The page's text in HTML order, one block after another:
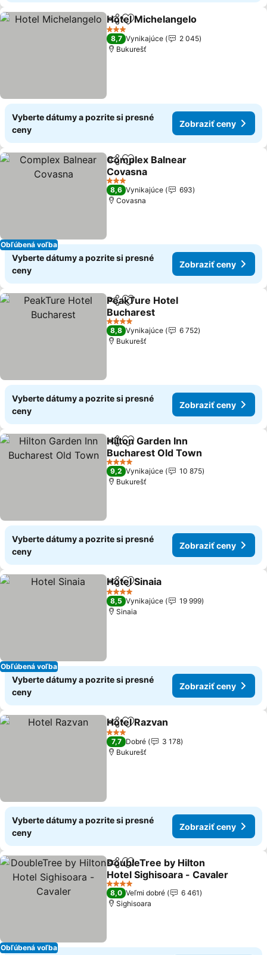
ZdieľaťPridať do obľúbených
Hotel Michelangelo
3 Počet hviezdičiek
8,7 Vynikajúce
2 045
Bukurešť
Vyberte dátumy a pozrite si presné
ceny
Zobraziť ceny
Obľúbená voľba
ZdieľaťPridať do obľúbených
Complex Balnear
Covasna
Zobraziť ceny
3 Počet hviezdičiek
8,6 Vynikajúce
693
Covasna
Vyberte dátumy a pozrite si presné
ceny
Zobraziť ceny
ZdieľaťPridať do obľúbených
PeakTure Hotel
Bucharest
Zobraziť ceny
4 Počet hviezdičiek
8,8 Vynikajúce
6 752
Bukurešť
Vyberte dátumy a pozrite si presné
ceny
Zobraziť ceny
ZdieľaťPridať do obľúbených
Hilton Garden Inn
Bucharest Old Town
Zobraziť ceny
4 Počet hviezdičiek
9,2 Vynikajúce
10 875
Bukurešť
Vyberte dátumy a pozrite si presné
ceny
Zobraziť ceny
Obľúbená voľba
ZdieľaťPridať do obľúbených
Hotel Sinaia
4 Počet hviezdičiek
8,5 Vynikajúce
19 999
Sinaia
Vyberte dátumy a pozrite si presné
ceny
Zobraziť ceny
ZdieľaťPridať do obľúbených
Hotel Razvan
3 Počet hviezdičiek
7,7 Dobré
3 178
Bukurešť
Vyberte dátumy a pozrite si presné
ceny
Zobraziť ceny
Obľúbená voľba
ZdieľaťPridať do obľúbených
DoubleTree by Hilton
Hotel Sighisoara - Cavaler
Zobraziť ceny
4 Počet hviezdičiek
8,0 Veľmi dobré
6 461
Sighisoara